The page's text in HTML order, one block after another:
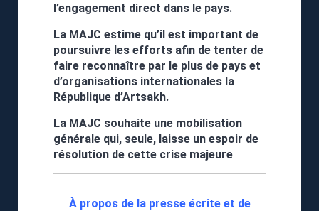
l’engagement direct dans le pays.
La MAJC estime qu’il est important de
poursuivre les efforts afin de tenter de
faire reconnaître par le plus de pays et
d’organisations internationales la
République d’Artsakh.
La MAJC souhaite une mobilisation
générale qui, seule, laisse un espoir de
résolution de cette crise majeure
À propos de la presse écrite et de